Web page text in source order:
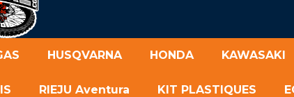
HUSQVARNA HONDA KAWASAKI
RIEJU Aventura KIT PLASTIQUES